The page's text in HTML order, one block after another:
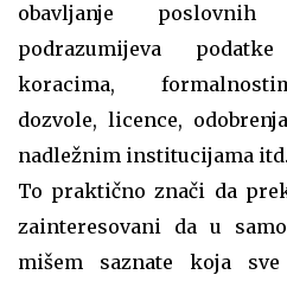
obavljanje
podrazumijeva
koracima,
dozvole, licence,
nadležnim institucijama itd.
To praktično znači da
zainteresovani da u
mišem saznate koja